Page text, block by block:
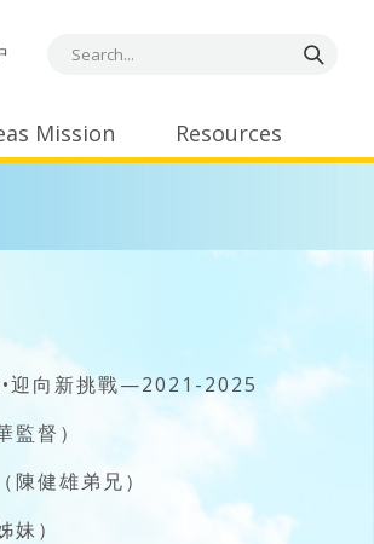
Mission Resources
•迎向新挑戰—2021-2025
監督）
陳健雄弟兄）
妹）